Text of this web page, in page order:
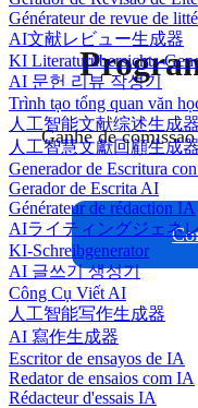
Générateur de revue de
AI文献レビュー生成器
KI Literaturübersichts-
AI 문헌 리뷰 작성기
Trình tạo tổng quan văn
人工智能文献综述生成器
人工智慧文獻回顧生成器
Generador de Escritura
Gerador de Escrita AI
Générateur de rédaction IA
AIライティングジェネ
KI-Schreibgenerator
AI 글쓰기 생성기
Công Cụ Viết AI
人工智能写作生成器
AI 寫作生成器
Escritor de ensayos de IA
Redator de ensaios com IA
Rédacteur d'essais IA
Ganhe de